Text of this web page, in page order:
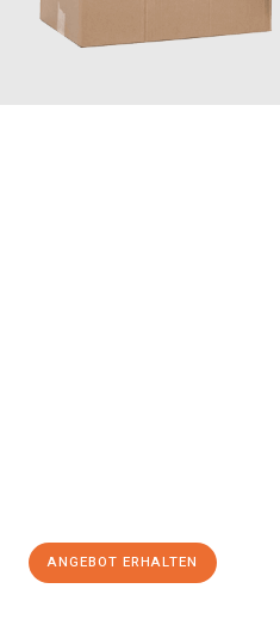
ANGEBOT ERHALTEN